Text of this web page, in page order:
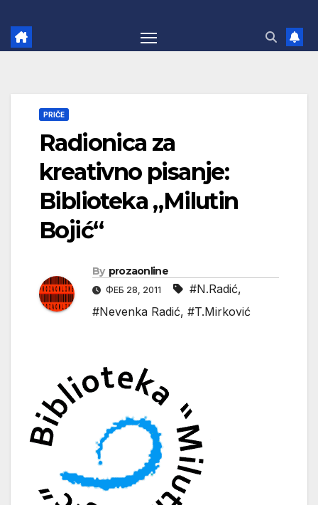
PRIČE
Radionica za
kreativno pisanje:
Biblioteka „Milutin
Bojić“
By prozaonline
ФЕБ 28, 2011 #N.Radić,
#Nevenka Radić, #T.Mirković